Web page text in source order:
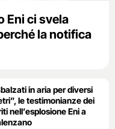
Eni ci svela
la notifica
in aria per diversi
le testimonianze dei
nell’esplosione Eni a